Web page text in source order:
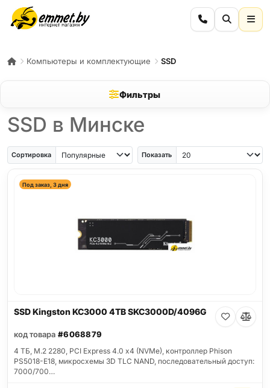
Компьютеры и комплектующие SSD
Фильтры
SSD в Минске
Сортировка Показать
Под заказ, 3 дня
SSD Kingston KC3000 4TB SKC3000D/4096G
код товара #6068879
4 ТБ, M.2 2280, PCI Express 4.0 x4 (NVMe), контроллер Phison
PS5018-E18, микросхемы 3D TLC NAND, последовательный доступ:
7000/700…